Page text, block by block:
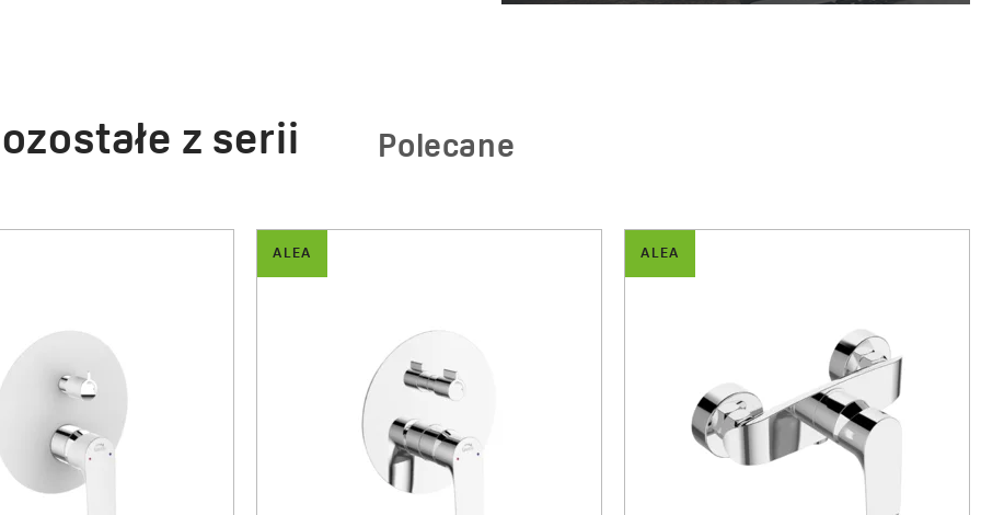
z serii Polecane
- bateria umywalkowa stojąca
z wylewką L
430.00 zł
Alea - bateria wannowa ścienna bez
zestawu natryskowego
481.00 zł
Alea - bateria wannowa ścienna
z ruchomą wylewką bez zestawu
natryskowego
768.00 zł